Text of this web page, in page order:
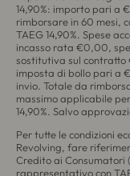
14,90%: importo pari a
rimborsare in 60 mesi,
TAEG 14,90%. Spese
incasso rata €0,00,
sostitutiva sul
imposta di bollo pari a
invio. Totale da
massimo applicabile
14,90%. Salvo
Per tutte le condizioni
Revolving, fare
Credito ai Consumatori
rappresentativo con